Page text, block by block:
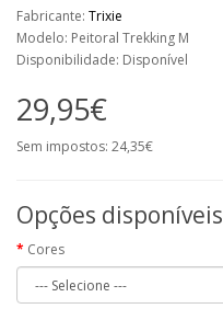
Fabricante: Trixie
Modelo: Peitoral Trekking M
Disponibilidade: Disponível
29,95€
Sem impostos: 24,35€
Opções disponíveis
Cores